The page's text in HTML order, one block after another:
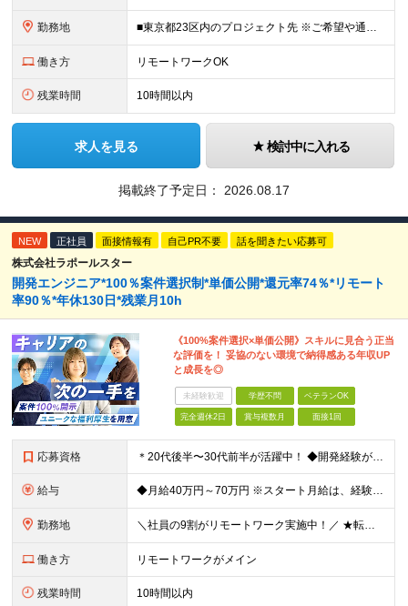
勤務地 ■東京都23区内のプロジェクト先 ※ご希望や通勤時間を考慮して、配属先を決定します。 【本社】 東京都新宿区西新宿4-10-19 3階 ＼オフィス移転！デスクも心機一転アップデート！／ 全席に
働き方 リモートワークOK
残業時間 10時間以内
求人を見る 検討中に入れる
掲載終了予定日： 2026.08.17
NEW 正社員 面接情報有 自己PR不要 話を聞きたい応募可
株式会社ラポールスター
開発エンジニア*100％案件選択制*単価公開*還元率74％*リモート
率90％*年休130日*残業月10h
《100%案件選択×単価公開》スキルに見合う正当
な評価を！ 妥協のない環境で納得感ある年収UP
と成長を◎
未経験歓迎 学歴不問 ベテランOK
完全週休2日 賞与複数月 面接1回
応募資格 ＊20代後半〜30代前半が活躍中！ ◆開発経験が3年以上ある方（Web・オープン系システム等） ◆学歴不問 ★Java(Spring、Spring Boot)、Python(Django)、 Re
給与 ◆月給40万円～70万円 ※スタート月給は、経験・能力・前職の給与等を考慮の上で決定いたします。 ※上記金額には残業の有無に関わらず、 月30時間分の固定残業代（7万6,000円～13万3,000円
勤務地 ＼社員の9割がリモートワーク実施中！／ ★転勤ナシ！ ★UIターン歓迎！ 関東、関西、東海、九州・中国エリアの各プロジェクト先から希望を優先して決定。 ※リモート案件も多数あり！ ◆関東エリア
働き方 リモートワークがメイン
残業時間 10時間以内